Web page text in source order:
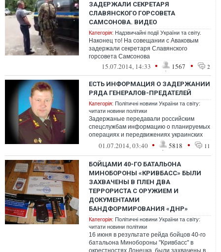
ЗАДЕРЖАЛИ СЕКРЕТАРЯ
СЛАВЯНСКОГО ГОРСОВЕТА
САМСОНОВА. ВИДЕО
Категорія: Надзвичайні події України та світу.
Наконец то! На совещании с Аваковым
задержали секретаря Славянского
горсовета Самсонова
15.07.2014, 14:33 • 1567 • 2
ЕСТЬ ИНФОРМАЦИЯ О ЗАДЕРЖАНИИ
РЯДА ГЕНЕРАЛОВ-ПРЕДАТЕЛЕЙ
Категорія: Політичні новини України та світу:
читати новини політики
Задержаные передавали российским
спецслужбам информацию о планируемых
операциях и передвижениях украинских
войск в зоне АТО за материальное
01.07.2014, 03:40 • 5818 • 11
БОЙЦАМИ 40-ГО БАТАЛЬОНА
МИНОБОРОНЫ «КРИВБАСС» БЫЛИ
ЗАХВАЧЕНЫ В ПЛЕН ДВА
ТЕРРОРИСТА С ОРУЖИЕМ И
ДОКУМЕНТАМИ
БАНДФОРМИРОВАНИЯ «ДНР»
Категорія: Політичні новини України та світу:
читати новини політики
16 июня в результате рейда бойцов 40-го
батальона Минобороны "Кривбасс" в
окрестностях Донецка, были захвачены в